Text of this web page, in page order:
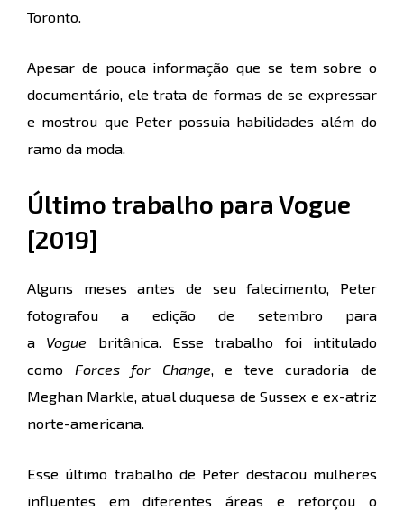
Toronto.
Apesar de pouca informação que se tem sobre o
documentário, ele trata de formas de se expressar
e mostrou que Peter possuia habilidades além do
ramo da moda.
Último trabalho para Vogue
[2019]
Alguns meses antes de seu falecimento, Peter
fotografou a edição de setembro para
a Vogue britânica. Esse trabalho foi intitulado
como Forces for Change, e teve curadoria de
Meghan Markle, atual duquesa de Sussex e ex-atriz
norte-americana.
Esse último trabalho de Peter destacou mulheres
influentes em diferentes áreas e reforçou o